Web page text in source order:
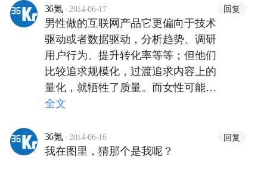
36氪 · 2014-06-17 回复
男性做的互联网产品它更偏向于技术
驱动或者数据驱动，分析趋势、调研
用户行为、提升转化率等等；但他们
比较追求规模化，过渡追求内容上的
量化，就牺牲了质量。而女性可能会
做的更细腻一点，更有调性一点。你
全文
36氪 · 2014-06-16 回复
我在图里，猜那个是我呢？